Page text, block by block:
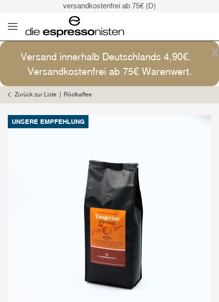
versandkostenfrei ab 75€ (D)
Versand: 4,90€ (D)
versandkostenfrei ab 75€ (D)
Kaffee ist Kunst
x
Versand innerhalb Deutschlands 4,90€.
Versandkostenfrei ab 75€ Warenwert.
Zurück zur Liste Röstkaffee
UNSERE EMPFEHLUNG